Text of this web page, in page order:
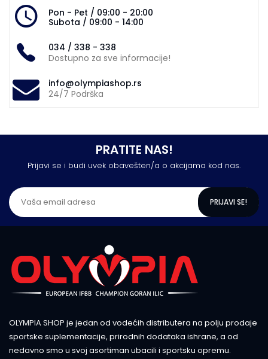
Pon - Pet / 09:00 - 20:00
Subota / 09:00 - 14:00
034 / 338 - 338
Dostupno za sve informacije!
info@olympiashop.rs
24/7 Podrška
PRATITE NAS!
Prijavi se i budi uvek obavešten/a o akcijama kod nas.
PRIJAVI SE!
OLYMPIA SHOP je jedan od vodećih distributera na polju prodaje
sportske suplementacije, prirodnih dodataka ishrane, a od
nedavno smo u svoj asortiman ubacili i sportsku opremu.